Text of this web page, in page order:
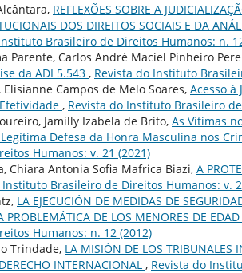
REFLEXÕES SOBRE A
DOS DIREITOS SOCIAIS E DA
Brasileiro de Direitos Humanos: n.
Parente, Carlos André Maciel Pinheiro
da ADI 5.543 , Revista do Instituto
Campos de Melo Soares, Acesso à
, Revista do Instituto Brasileiro
Jamilly Izabela de Brito, As Vítimas
Defesa da Honra Masculina nos
Humanos: v. 21 (2021)
Chiara Antonia Sofia Mafrica Biazi, A
Instituto Brasileiro de Direitos Humanos: v.
LA EJECUCIÓN DE MEDIDAS DE
PROBLEMÁTICA DE LOS MENORES DE
Humanos: n. 12 (2012)
Trindade, LA MISIÓN DE LOS TRIBUNALES
INTERNACIONAL , Revista do